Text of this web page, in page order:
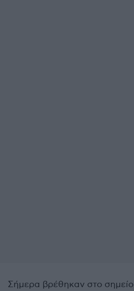
Σήμερα βρέθηκαν στο σημείο